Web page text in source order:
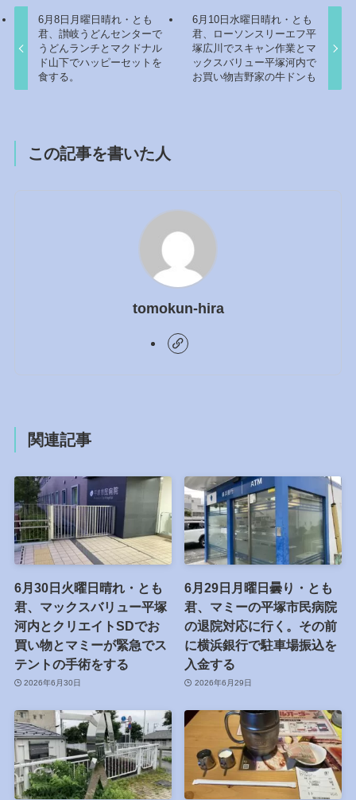
6月8日月曜日晴れ・とも
君、讃岐うどんセンターで
うどんランチとマクドナル
ド山下でハッピーセットを
食する。
6月10日水曜日晴れ・とも
君、ローソンスリーエフ平
塚広川でスキャン作業とマ
ックスバリュー平塚河内で
お買い物吉野家の牛ドンも
この記事を書いた人
tomokun-hira
関連記事
6月30日火曜日晴れ・とも
君、マックスバリュー平塚
河内とクリエイトSDでお
買い物とマミーが緊急でス
テントの手術をする
2026年6月30日
6月29日月曜日曇り・とも
君、マミーの平塚市民病院
の退院対応に行く。その前
に横浜銀行で駐車場振込を
入金する
2026年6月29日